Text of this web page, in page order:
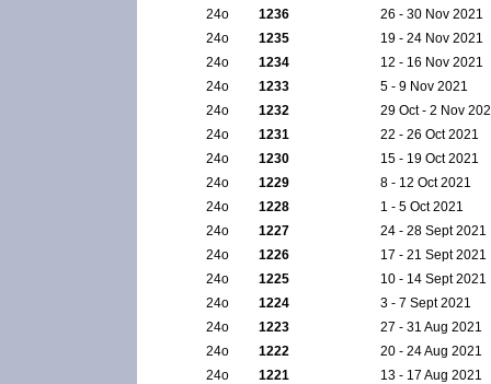
24ο
1236
26 - 30 Nov 2021
24ο
1235
19 - 24 Nov 2021
24ο
1234
12 - 16 Nov 2021
24ο
1233
5 - 9 Nov 2021
24ο
1232
29 Oct - 2 Nov
24ο
1231
22 - 26 Oct 2021
24ο
1230
15 - 19 Oct 2021
24ο
1229
8 - 12 Oct 2021
24ο
1228
1 - 5 Oct 2021
24ο
1227
24 - 28 Sept 2021
24ο
1226
17 - 21 Sept 2021
24ο
1225
10 - 14 Sept 2021
24ο
1224
3 - 7 Sept 2021
24ο
1223
27 - 31 Aug 2021
24ο
1222
20 - 24 Aug 2021
24ο
1221
13 - 17 Aug 2021